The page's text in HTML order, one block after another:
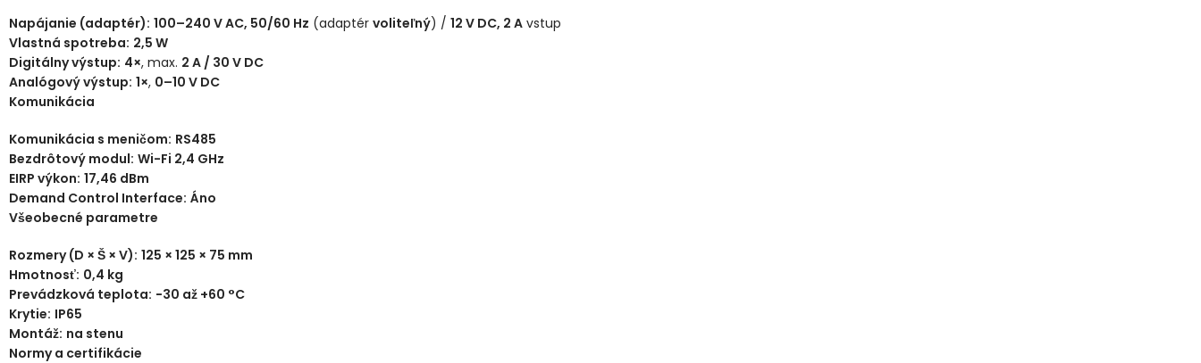
Napájanie (adaptér): 100–240 V AC, 50/60 Hz (adaptér voliteľný) / 12 V DC, 2 A vstup
Vlastná spotreba: 2,5 W
Digitálny výstup: 4×, max. 2 A / 30 V DC
Analógový výstup: 1×, 0–10 V DC
Komunikácia
Komunikácia s meničom: RS485
Bezdrôtový modul: Wi-Fi 2,4 GHz
EIRP výkon: 17,46 dBm
Demand Control Interface: Áno
Všeobecné parametre
Rozmery (D × Š × V): 125 × 125 × 75 mm
Hmotnosť: 0,4 kg
Prevádzková teplota: −30 až +60 °C
Krytie: IP65
Montáž: na stenu
Normy a certifikácie